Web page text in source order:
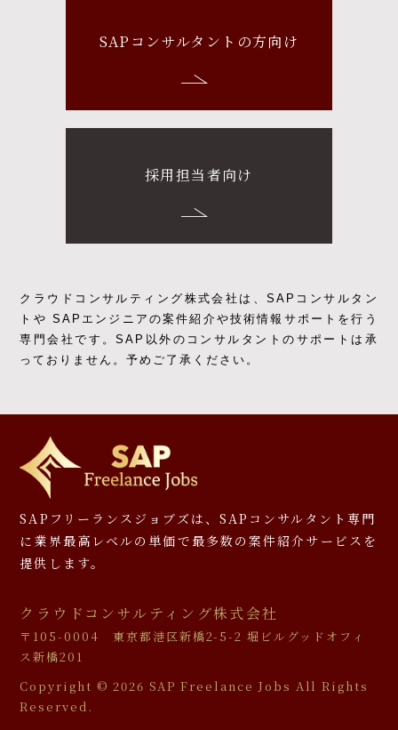
SAPコンサルタントの方向け
採用担当者向け
クラウドコンサルティング株式会社は、SAPコンサルタン
トや SAPエンジニアの案件紹介や技術情報サポートを行う
専門会社です。SAP以外のコンサルタントのサポートは承
っておりません。予めご了承ください。
SAPフリーランスジョブズは、SAPコンサルタント専門
に 業界最高レベルの単価で最多数の案件紹介サービスを
提供します。
クラウドコンサルティング株式会社
〒105-0004 東京都港区新橋2-5-2 堀ビルグッドオフィ
ス新橋201
Copyright © 2026 SAP Freelance Jobs All Rights
Reserved.